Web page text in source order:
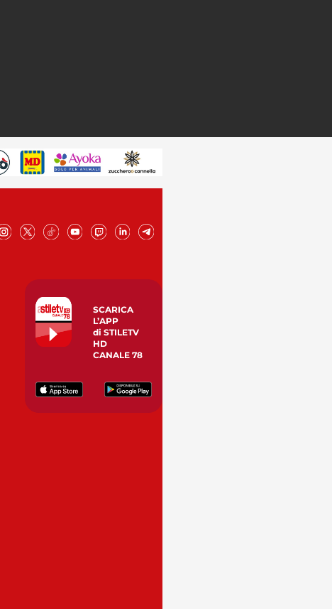
SCARICA
L’APP
di STILETV
HD
CANALE 78